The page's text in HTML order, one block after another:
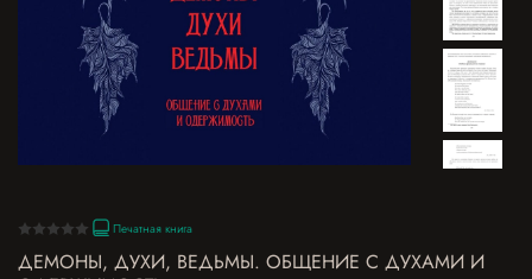
Печатная книга
ДЕМОНЫ, ДУХИ, ВЕДЬМЫ. ОБЩЕНИЕ С ДУХАМИ И